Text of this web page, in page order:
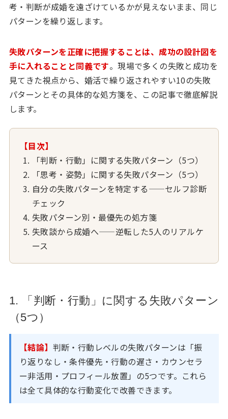
考・判断が成婚を遠ざけているかが見えないまま、同じ
パターンを繰り返します。
失敗パターンを正確に把握することは、成功の設計図を
手に入れることと同義です。現場で多くの失敗と成功を
見てきた視点から、婚活で繰り返されやすい10の失敗
パターンとその具体的な処方箋を、この記事で徹底解説
します。
【目次】
「判断・行動」に関する失敗パターン（5つ）
「思考・姿勢」に関する失敗パターン（5つ）
自分の失敗パターンを特定する——セルフ診断
チェック
失敗パターン別・最優先の処方箋
失敗談から成婚へ——逆転した5人のリアルケ
ース
1. 「判断・行動」に関する失敗パターン
（5つ）
【結論】 判断・行動レベルの失敗パターンは「振
り返りなし・条件優先・行動の遅さ・カウンセラ
ー非活用・プロフィール放置」の5つです。これら
は全て具体的な行動変化で改善できます。